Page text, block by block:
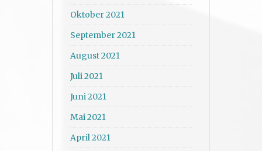
Oktober 2021
September 2021
August 2021
Juli 2021
Juni 2021
Mai 2021
April 2021